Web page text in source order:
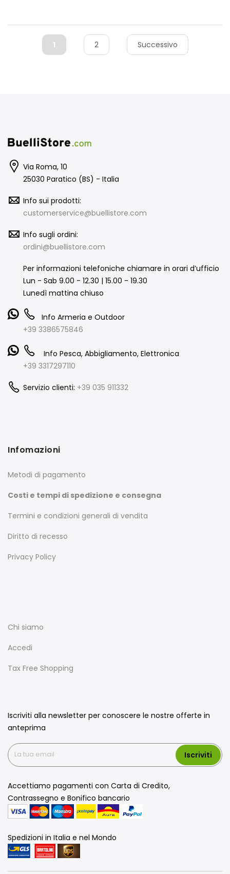
1 2 Successivo
Via Roma, 10
25030 Paratico (BS) - Italia
Info sui prodotti:
customerservice@buellistore.com
Info sugli ordini:
ordini@buellistore.com
Per informazioni telefoniche chiamare in orari d’ufficio
Lun - Sab 9.00 - 12.30 | 15.00 - 19.30
Lunedì mattina chiuso
Info Armeria e Outdoor
+39 3386575846
Info Pesca, Abbigliamento, Elettronica
+39 3317297110
Servizio clienti: +39 035 911332
Infomazioni
Metodi di pagamento
Costi e tempi di spedizione e consegna
Termini e condizioni generali di vendita
Diritto di recesso
Privacy Policy
Chi siamo
Accedi
Tax Free Shopping
Iscriviti alla newsletter per conoscere le nostre offerte in
anteprima
Iscriviti
Accettiamo pagamenti con Carta di Credito,
Contrassegno e Bonifico bancario
Spedizioni in Italia e nel Mondo